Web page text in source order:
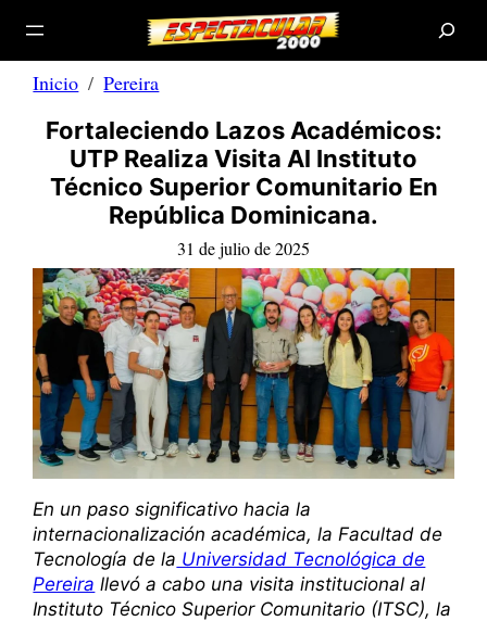
Saltar
contenido
a
Inicio Pereira
Fortaleciendo Lazos Académicos:
UTP Realiza Visita Al Instituto
Técnico Superior Comunitario En
República Dominicana.
31 de julio de 2025
En un paso significativo hacia la
internacionalización académica, la Facultad de
Tecnología de la Universidad Tecnológica de
Pereira llevó a cabo una visita institucional al
Instituto Técnico Superior Comunitario (ITSC), la